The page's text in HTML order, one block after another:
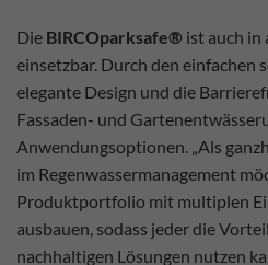
Die BIRCOparksafe® ist auch in
einsetzbar. Durch den einfachen
elegante Design und die
Fassaden- und
Anwendungsoptionen. „Als
im Regenwassermanagement
Produktportfolio mit multiplen
ausbauen, sodass jeder die
nachhaltigen Lösungen nutzen